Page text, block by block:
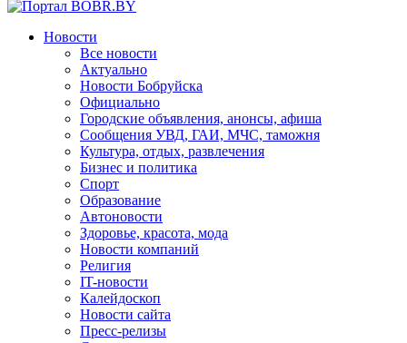
Новости
Все новости
Актуально
Новости Бобруйска
Официально
Городские объявления, анонсы, афиша
Сообщения УВД, ГАИ, МЧС, таможня
Культура, отдых, развлечения
Бизнес и политика
Спорт
Образование
Автоновости
Здоровье, красота, мода
Новости компаний
Религия
IT-новости
Калейдоскоп
Новости сайта
Пресс-релизы